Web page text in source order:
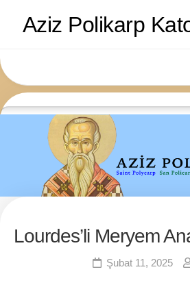
Aziz Polikarp
Lourdes’li Meryem
Şubat 11, 2025